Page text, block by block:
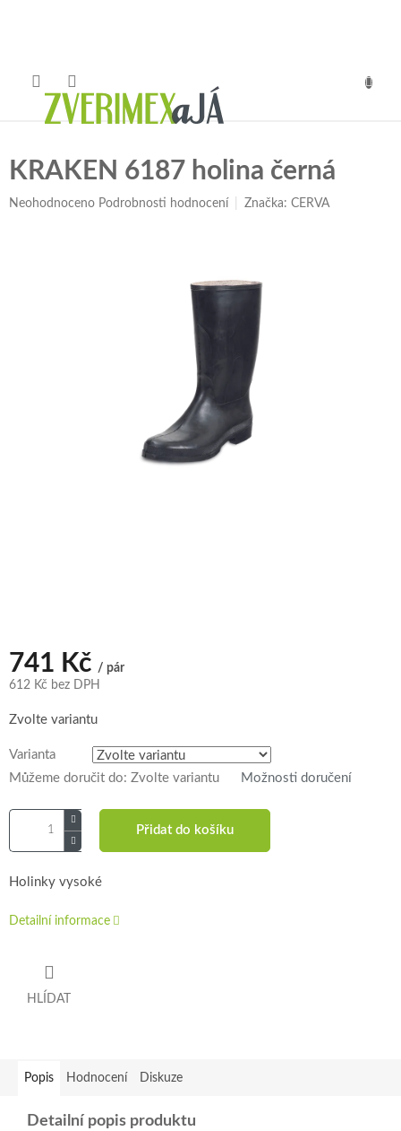
KRAKEN 6187 holina černá
Průměrné
Neohodnoceno Podrobnosti hodnocení Značka:CERVA
741 Kč / pár
612 Kč bez DPH
cena:
Zvolte variantu
Varianta
Můžeme doručit do: Zvolte variantu Možnosti doručení
Přidat do košíku
Holinky vysoké
Detailní informace
HLÍDAT
Popis Hodnocení Diskuze
Detailní popis produktu